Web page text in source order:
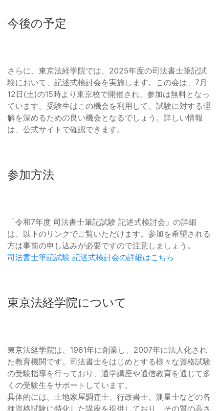
今後の予定
さらに、東京法経学院では、2025年度の司法書士筆記試
験において、記述式検討会を実施します。この会は、7月
12日(土)の15時より東京校で開催され、参加は無料となっ
ています。受験生はこの機会を利用して、試験に対する理
解を深めるための良い機会となるでしょう。詳しい情報
は、公式サイトで確認できます。
参加方法
「令和7年度 司法書士筆記試験 記述式検討会」の詳細
は、以下のリンクでご覧いただけます。参加を希望される
方は事前の申し込みが必要ですので注意しましょう。
司法書士筆記試験 記述式検討会の詳細はこちら
東京法経学院について
東京法経学院は、1961年に創業し、2007年に法人化され
た教育機関です。司法書士をはじめとする様々な資格試験
の受験指導を行っており、通学講座や通信教育を通じて多
くの受験生をサポートしています。
具体的には、土地家屋調査士、行政書士、測量士などの各
種資格試験に特化した講座を提供しており、その質の高さ